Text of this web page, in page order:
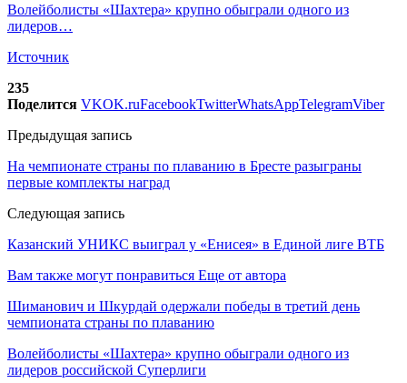
Волейболисты «Шахтера» крупно обыграли одного из
лидеров…
Источник
235
Поделится VKOK.ruFacebookTwitterWhatsAppTelegramViber
Предыдущая запись
На чемпионате страны по плаванию в Бресте разыграны
первые комплекты наград
Следующая запись
Казанский УНИКС выиграл у «Енисея» в Единой лиге ВТБ
Вам также могут понравиться Еще от автора
Шиманович и Шкурдай одержали победы в третий день
чемпионата страны по плаванию
Волейболисты «Шахтера» крупно обыграли одного из
лидеров российской Суперлиги